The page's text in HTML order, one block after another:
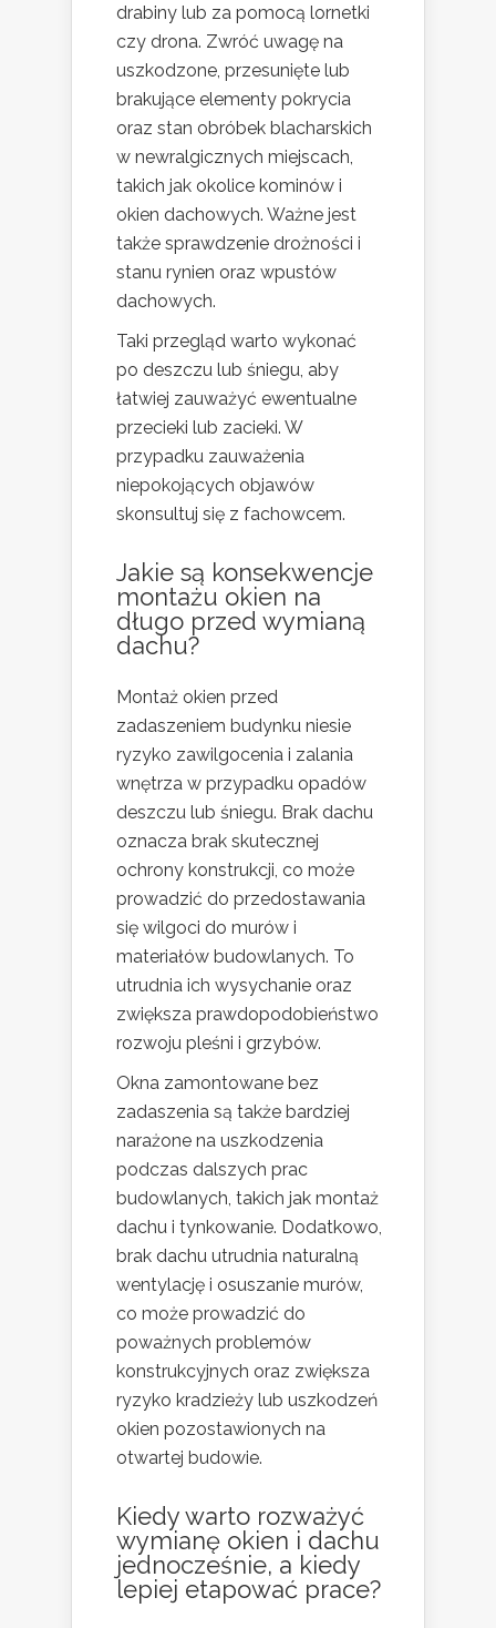
drabiny lub za pomocą lornetki
czy drona. Zwróć uwagę na
uszkodzone, przesunięte lub
brakujące elementy pokrycia
oraz stan obróbek blacharskich
w newralgicznych miejscach,
takich jak okolice kominów i
okien dachowych. Ważne jest
także sprawdzenie drożności i
stanu rynien oraz wpustów
dachowych.
Taki przegląd warto wykonać
po deszczu lub śniegu, aby
łatwiej zauważyć ewentualne
przecieki lub zacieki. W
przypadku zauważenia
niepokojących objawów
skonsultuj się z fachowcem.
Jakie są konsekwencje
montażu okien na
długo przed wymianą
dachu?
Montaż okien przed
zadaszeniem budynku niesie
ryzyko zawilgocenia i zalania
wnętrza w przypadku opadów
deszczu lub śniegu. Brak dachu
oznacza brak skutecznej
ochrony konstrukcji, co może
prowadzić do przedostawania
się wilgoci do murów i
materiałów budowlanych. To
utrudnia ich wysychanie oraz
zwiększa prawdopodobieństwo
rozwoju pleśni i grzybów.
Okna zamontowane bez
zadaszenia są także bardziej
narażone na uszkodzenia
podczas dalszych prac
budowlanych, takich jak montaż
dachu i tynkowanie. Dodatkowo,
brak dachu utrudnia naturalną
wentylację i osuszanie murów,
co może prowadzić do
poważnych problemów
konstrukcyjnych oraz zwiększa
ryzyko kradzieży lub uszkodzeń
okien pozostawionych na
otwartej budowie.
Kiedy warto rozważyć
wymianę okien i dachu
jednocześnie, a kiedy
lepiej etapować prace?